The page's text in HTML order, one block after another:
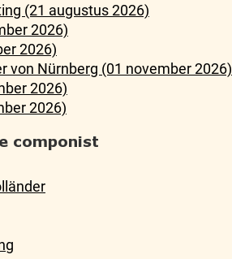
(21 augustus 2026)
2026)
2026)
von Nürnberg (01 november 2026)
2026)
2026)
componist